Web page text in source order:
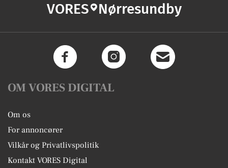
VORES Nørresundby
OM VORES DIGITAL
Om os
For annoncører
Vilkår og Privatlivspolitik
Kontakt VORES Digital